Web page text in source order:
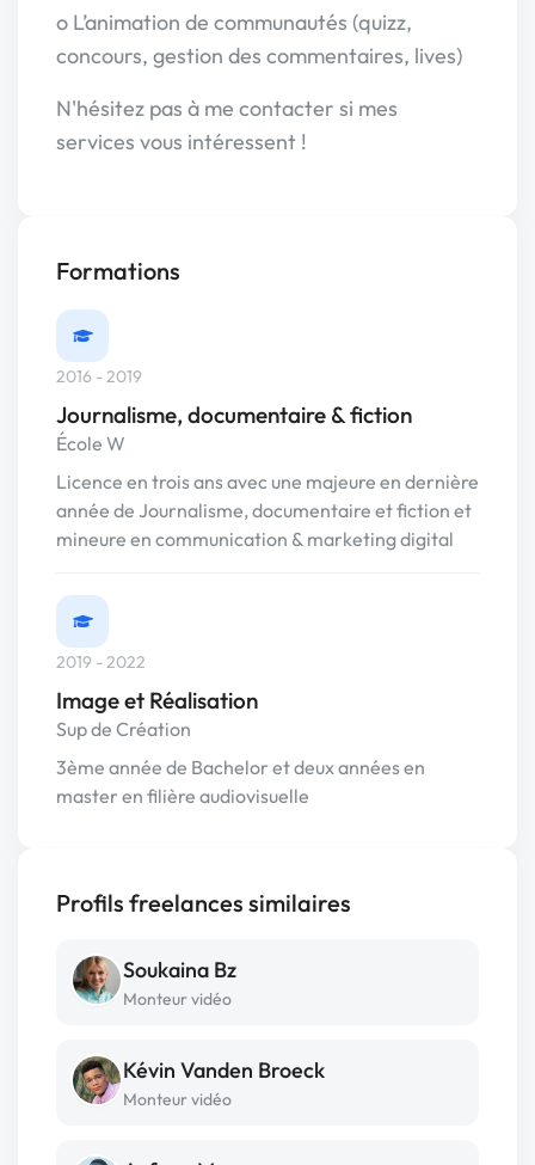
o L’animation de communautés (quizz,
concours, gestion des commentaires, lives)
N'hésitez pas à me contacter si mes
services vous intéressent !
Formations
2016 - 2019
Journalisme, documentaire & fiction
École W
Licence en trois ans avec une majeure en dernière
année de Journalisme, documentaire et fiction et
mineure en communication & marketing digital
2019 - 2022
Image et Réalisation
Sup de Création
3ème année de Bachelor et deux années en
master en filière audiovisuelle
Profils freelances similaires
Soukaina Bz
Monteur vidéo
Kévin Vanden Broeck
Monteur vidéo